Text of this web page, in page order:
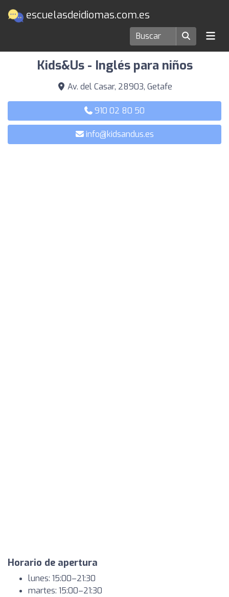
escuelasdeidiomas.com.es
Escuelas de idiomas en Getafe
Kids&Us - Inglés para niños
Av. del Casar, 28903, Getafe
910 02 80 50
info@kidsandus.es
Horario de apertura
lunes: 15:00–21:30
martes: 15:00–21:30